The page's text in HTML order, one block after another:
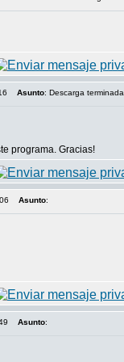
Asunto: Descarga terminada
programa. Gracias!
Asunto:
Asunto: